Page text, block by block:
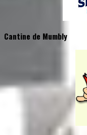
Cantine de Mumbly